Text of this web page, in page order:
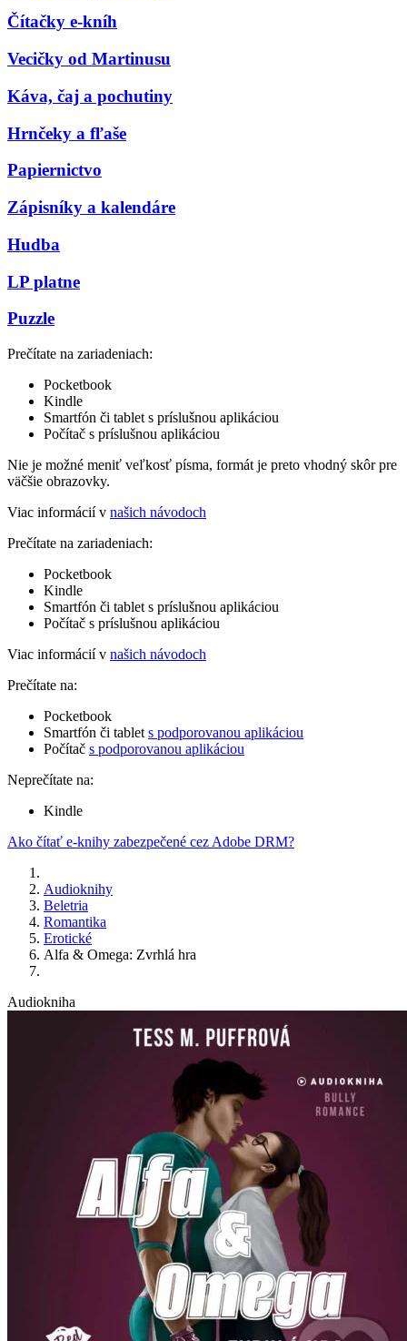
Čítačky e-kníh
Vecičky od Martinusu
Káva, čaj a pochutiny
Hrnčeky a fľaše
Papiernictvo
Zápisníky a kalendáre
Hudba
LP platne
Puzzle
Prečítate na zariadeniach:
Pocketbook
Kindle
Smartfón či tablet s príslušnou aplikáciou
Počítač s príslušnou aplikáciou
Nie je možné meniť veľkosť písma, formát je preto vhodný skôr pre
väčšie obrazovky.
Viac informácií v našich návodoch
Prečítate na zariadeniach:
Pocketbook
Kindle
Smartfón či tablet s príslušnou aplikáciou
Počítač s príslušnou aplikáciou
Viac informácií v našich návodoch
Prečítate na:
Pocketbook
Smartfón či tablet s podporovanou aplikáciou
Počítač s podporovanou aplikáciou
Neprečítate na:
Kindle
Ako čítať e-knihy zabezpečené cez Adobe DRM?
Audioknihy
Beletria
Romantika
Erotické
Alfa & Omega: Zvrhlá hra
Audiokniha